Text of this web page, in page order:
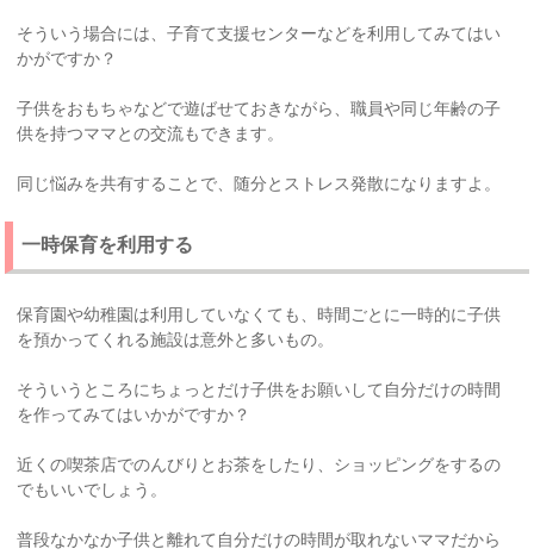
そういう場合には、子育て支援センターなどを利用してみてはい
かがですか？
子供をおもちゃなどで遊ばせておきながら、職員や同じ年齢の子
供を持つママとの交流もできます。
同じ悩みを共有することで、随分とストレス発散になりますよ。
一時保育を利用する
保育園や幼稚園は利用していなくても、時間ごとに一時的に子供
を預かってくれる施設は意外と多いもの。
そういうところにちょっとだけ子供をお願いして自分だけの時間
を作ってみてはいかがですか？
近くの喫茶店でのんびりとお茶をしたり、ショッピングをするの
でもいいでしょう。
普段なかなか子供と離れて自分だけの時間が取れないママだから